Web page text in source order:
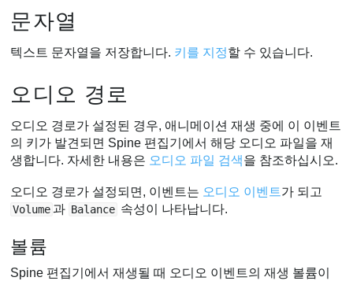
문자열
텍스트 문자열을 저장합니다. 키를 지정할 수 있습니다.
오디오 경로
오디오 경로가 설정된 경우, 애니메이션 재생 중에 이 이벤트
의 키가 발견되면 Spine 편집기에서 해당 오디오 파일을 재
생합니다. 자세한 내용은 오디오 파일 검색을 참조하십시오.
오디오 경로가 설정되면, 이벤트는 오디오 이벤트가 되고
Volume 과 Balance 속성이 나타납니다.
볼륨
Spine 편집기에서 재생될 때 오디오 이벤트의 재생 볼륨이